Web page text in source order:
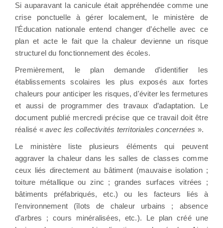
Si auparavant la canicule était appréhendée comme une
crise ponctuelle à gérer localement, le ministère de
l’Éducation nationale entend changer d’échelle avec ce
plan et acte le fait que la chaleur devienne un risque
structurel du fonctionnement des écoles.
Premièrement, le plan demande d’identifier les
établissements scolaires les plus exposés aux fortes
chaleurs pour anticiper les risques, d'éviter les fermetures
et aussi de programmer des travaux d’adaptation. Le
document publié mercredi précise que ce travail doit être
réalisé «avec les collectivités territoriales concernées ».
Le ministère liste plusieurs éléments qui peuvent
aggraver la chaleur dans les salles de classes comme
ceux liés directement au bâtiment (mauvaise isolation ;
toiture métallique ou zinc ; grandes surfaces vitrées ;
bâtiments préfabriqués, etc.) ou les facteurs liés à
l’environnement (îlots de chaleur urbains ; absence
d’arbres ; cours minéralisées, etc.). Le plan créé une